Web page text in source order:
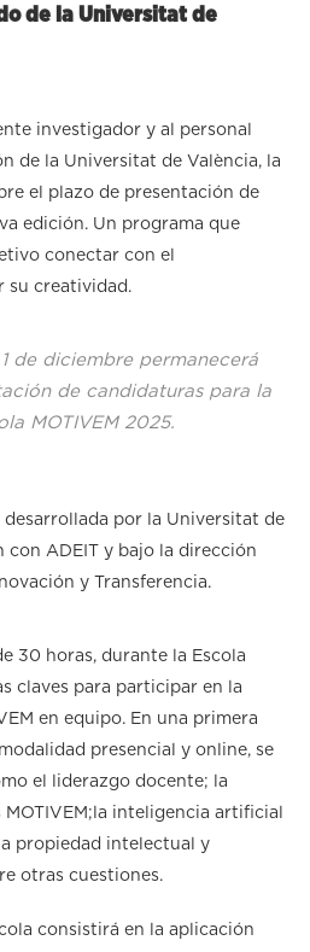
de la Universitat de
investigador y al personal
de la Universitat de València, la
el plazo de presentación de
edición. Un programa que
conectar con el
su creatividad.
de diciembre permanecerá
de candidaturas para la
MOTIVEM 2025.
desarrollada por la Universitat de
con ADEIT y bajo la dirección
y Transferencia.
30 horas, durante la Escola
claves para participar en la
en equipo. En una primera
presencial y online, se
el liderazgo docente; la
inteligencia artificial
propiedad intelectual y
otras cuestiones.
consistirá en la aplicación